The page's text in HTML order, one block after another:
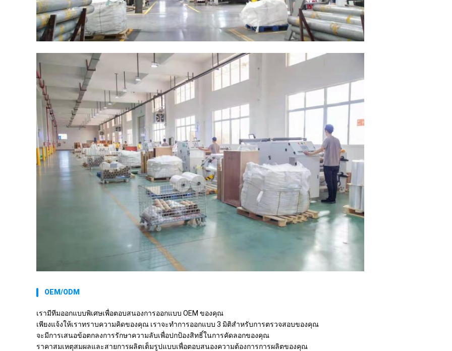
OEM/ODM
เรามีทีมออกแบบพิเศษเพื่อตอบสนองการออกแบบ OEM ของคุณ
เพียงแจ้งให้เราทราบความคิดของคุณ เราจะทำการออกแบบ 3 มิติสำหรับการตรวจสอบของคุณ
จะมีการเสนอข้อตกลงการรักษาความลับเพื่อปกป้องสิทธิ์ในการคัดลอกของคุณ
ราคาสมเหตุสมผลและสายการผลิตเต็มรูปแบบเพื่อตอบสนองความต้องการการผลิตของคุณ